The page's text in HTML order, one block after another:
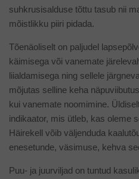
suhkrusisalduse tõttu tasub nii
mõistlikku piiri pidada.
Tõenäoliselt on paljudel
käimisega või vanemate
liialdamisega ning sellele
mõjutas selline keha
kui vanemate noomimine.
indikaator, mis ütleb, kas oleme
Häirekell võib väljenduda
enesetunde, väsimuse, kehva
Puu- ja juurviljad on tuntud